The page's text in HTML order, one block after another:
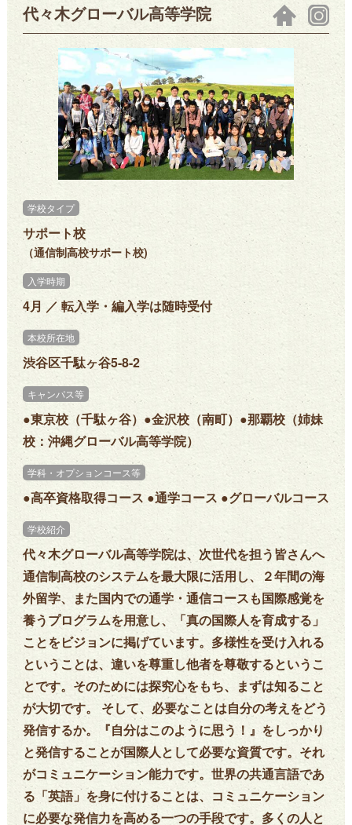
代々木グローバル高等学院
学校タイプ
サポート校
（通信制高校サポート校)
入学時期
4月 ／ 転入学・編入学は随時受付
本校所在地
渋谷区千駄ヶ谷5-8-2
キャンパス等
●東京校（千駄ヶ谷）●金沢校（南町）●那覇校（姉妹
校：沖縄グローバル高等学院）
学科・オプションコース等
●高卒資格取得コース ●通学コース ●グローバルコース
学校紹介
代々木グローバル高等学院は、次世代を担う皆さんへ
通信制高校のシステムを最大限に活用し、２年間の海
外留学、また国内での通学・通信コースも国際感覚を
養うプログラムを用意し、「真の国際人を育成する」
ことをビジョンに掲げています。多様性を受け入れる
ということは、違いを尊重し他者を尊敬するというこ
とです。そのためには探究心をもち、まずは知ること
が大切です。 そして、必要なことは自分の考えをどう
発信するか。『自分はこのように思う！』をしっかり
と発信することが国際人として必要な資質です。それ
がコミュニケーション能力です。世界の共通言語であ
る「英語」を身に付けることは、コミュニケーション
に必要な発信力を高める一つの手段です。多くの人と